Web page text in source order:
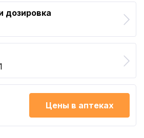
дозировка
Цены в аптеках